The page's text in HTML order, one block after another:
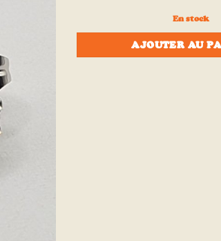
En stock
AJOUTER AU